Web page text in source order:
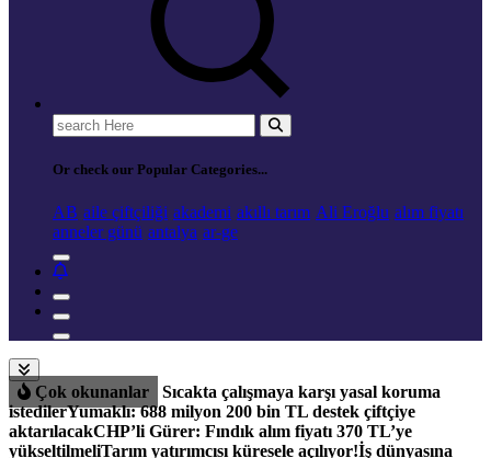
Search
for:
Or check our Popular Categories...
AB aile çiftçiliği akademi akıllı tarım Ali Eroğlu alım fiyatı
anneler günü antalya ar-ge
Çok okunanlar
Sıcakta çalışmaya karşı yasal koruma
istedilerYumaklı: 688 milyon 200 bin TL destek çiftçiye
aktarılacakCHP’li Gürer: Fındık alım fiyatı 370 TL’ye
yükseltilmeliTarım yatırımcısı küresele açılıyor!İş dünyasına